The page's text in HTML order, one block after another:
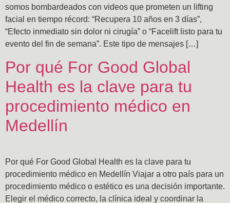
somos bombardeados con videos que prometen un lifting
facial en tiempo récord: “Recupera 10 años en 3 días”,
“Efecto inmediato sin dolor ni cirugía” o “Facelift listo para tu
evento del fin de semana”. Este tipo de mensajes […]
Por qué For Good Global
Health es la clave para tu
procedimiento médico en
Medellín
Por qué For Good Global Health es la clave para tu
procedimiento médico en Medellín Viajar a otro país para un
procedimiento médico o estético es una decisión importante.
Elegir el médico correcto, la clínica ideal y coordinar la